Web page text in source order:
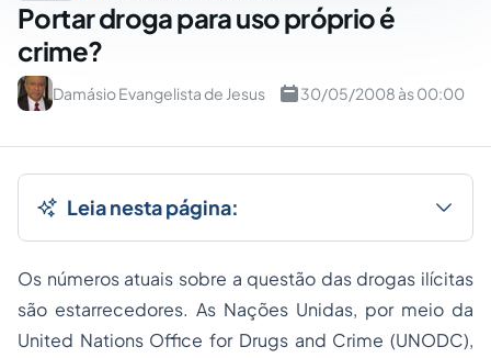
Portar droga para uso próprio é
crime?
Damásio Evangelista de Jesus 30/05/2008 às 00:00
Leia nesta página:
Os números atuais sobre a questão das drogas ilícitas
são estarrecedores. As Nações Unidas, por meio da
United Nations Office for Drugs and Crime (UNODC),